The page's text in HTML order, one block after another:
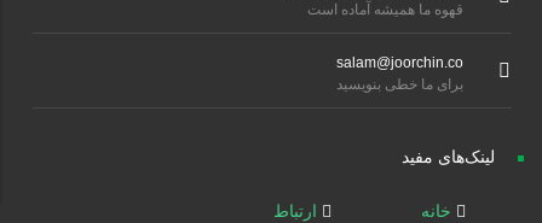
قهوه ما همیشه آماده است
salam@joorchin.co
برای ما خطی بنویسید
لینک‌های مفید
خانه ارتباط